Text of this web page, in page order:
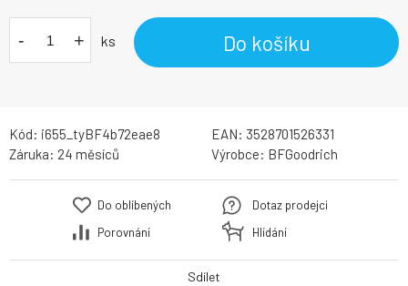
- + ks Do košíku
Kód: i655_tyBF4b72eae8 EAN: 3528701526331
Záruka: 24 měsíců Výrobce: BFGoodrich
Do oblíbených
Porovnání
Dotaz prodejci
Hlídání
Sdílet